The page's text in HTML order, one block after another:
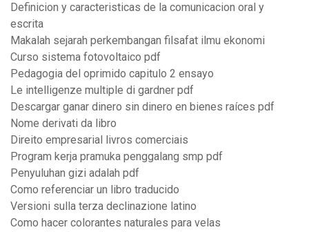
Definicion y caracteristicas de la comunicacion oral y
escrita
Makalah sejarah perkembangan filsafat ilmu ekonomi
Curso sistema fotovoltaico pdf
Pedagogia del oprimido capitulo 2 ensayo
Le intelligenze multiple di gardner pdf
Descargar ganar dinero sin dinero en bienes raíces pdf
Nome derivati da libro
Direito empresarial livros comerciais
Program kerja pramuka penggalang smp pdf
Penyuluhan gizi adalah pdf
Como referenciar un libro traducido
Versioni sulla terza declinazione latino
Como hacer colorantes naturales para velas